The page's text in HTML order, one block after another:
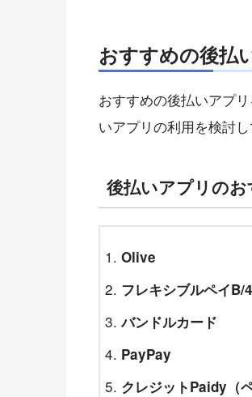
おすすめの後払
おすすめの後払いアプ
いアプリの利用を検討
後払いアプリの
Olive
フレキシブルペイB/
バンドルカード
PayPay
クレジットPaidy（